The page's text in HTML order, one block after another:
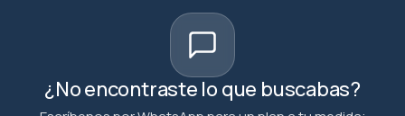
¿No encontraste lo que buscabas?